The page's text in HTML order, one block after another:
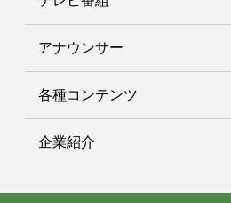
アナウンサー
各種コンテンツ
企業紹介